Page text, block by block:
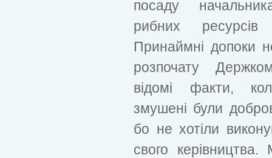
посаду
рибних ресурсів
Принаймні допоки
розпочату
відомі факти,
змушені були
бо не хотіли
свого